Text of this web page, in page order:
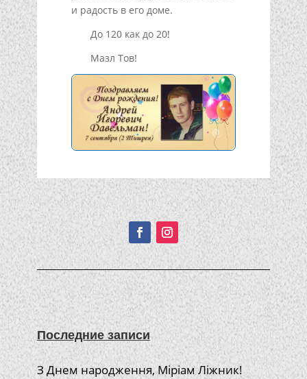
и радость в его доме.
До 120 как до 20!
Мазл Тов!
Подписывайтесь!
Последние записи
З Днем народження, Міріам Ліжник!